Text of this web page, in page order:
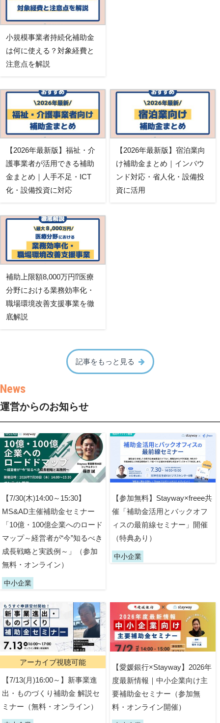
小規模事業者持続化補助金
は何に使える？対象経費と
注意点を解説
【2026年最新版】福祉・介
護事業者が活用できる補助
金まとめ｜人手不足・ICT
化・設備投資に対応
【2026年最新版】宿泊業向
け補助金まとめ｜インバウ
ンド対応・省人化・設備投
資に活用
補助上限額8,000万円⁉医療
分野における業務効率化・
職場環境改善支援事業を徹
底解説
記事をもっと見る
運営からのお知らせ
【7/30(木)14:00～15:30】
MS&AD主催補助金セミナー
「10億・100億企業へのロード
マップ～経営者が“今”知るべき
成長戦略と実践例～」（参加
無料・オンライン）
中小企業
【参加無料】Stayway×freee共
催「補助金活用とバックオフ
ィスの最前線セミナー」開催
（特典あり）
中小企業
アーカイブ視聴可能
【7/13(月)16:00～】新事業進
出・ものづくり補助金 解説セ
ミナー（無料・オンライン）
【愛媛銀行×Stayway】2026年
度最新情報｜中小企業向け主
要補助金セミナー（参加無
料・オンライン開催）